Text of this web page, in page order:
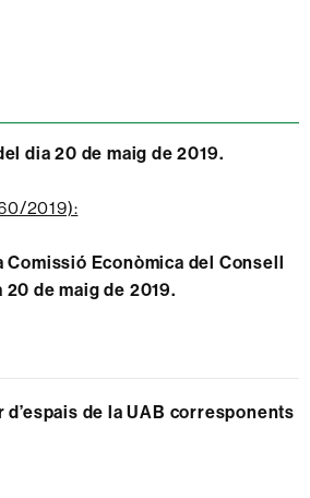
dia 20 de maig de 2019.
2019):
Comissió Econòmica del Consell
de maig de 2019.
de la UAB corresponents